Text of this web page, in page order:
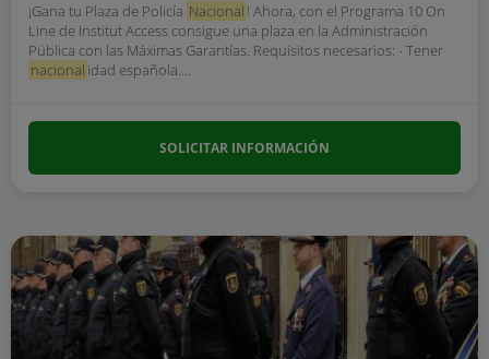
¡Gana tu Plaza de Policía Nacional ! Ahora, con el Programa 10 On
Line de Institut Access consigue una plaza en la Administración
Pública con las Máximas Garantías. Requisitos necesarios: - Tener
nacional idad española....
SOLICITAR INFORMACIÓN